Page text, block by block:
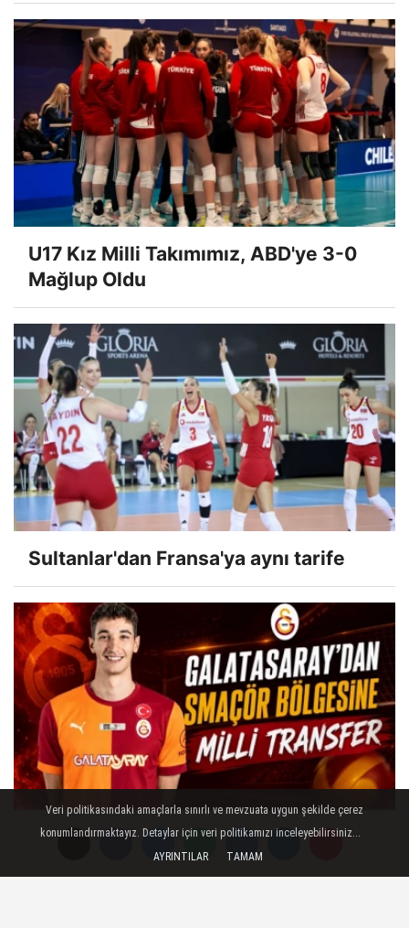
U17 Kız Milli Takımımız, ABD'ye 3-0
Mağlup Oldu
Sultanlar'dan Fransa'ya aynı tarife
Efe Mandıracı Galatasaray'da!
Veri politikasındaki amaçlarla sınırlı ve mevzuata uygun şekilde çerez
konumlandırmaktayız. Detaylar için veri politikamızı inceleyebilirsiniz...
AYRINTILAR
TAMAM